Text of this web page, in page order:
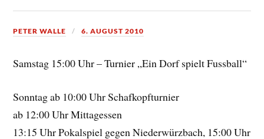
PETER WALLE 6. AUGUST 2010
Samstag 15:00 Uhr – Turnier „Ein Dorf spielt Fussball“
Sonntag ab 10:00 Uhr Schafkopfturnier
ab 12:00 Uhr Mittagessen
13:15 Uhr Pokalspiel gegen Niederwürzbach, 15:00 Uhr